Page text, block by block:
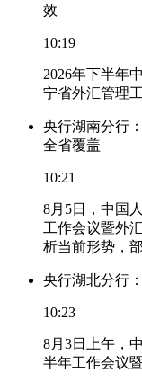
效
10:19
2026年下半年
宁省外汇管理
央行湖南分行
全省覆盖
10:21
8月5日，中国
工作会议暨外
析当前形势，
央行湖北分行
10:23
8月3日上午，
半年工作会议